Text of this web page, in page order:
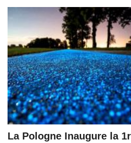
La Pologne Inaugure la